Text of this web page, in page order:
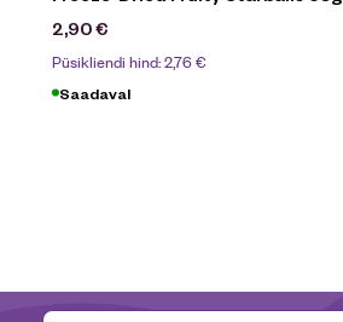
2,90€
Püsikliendi hind:2,76€
Saadaval